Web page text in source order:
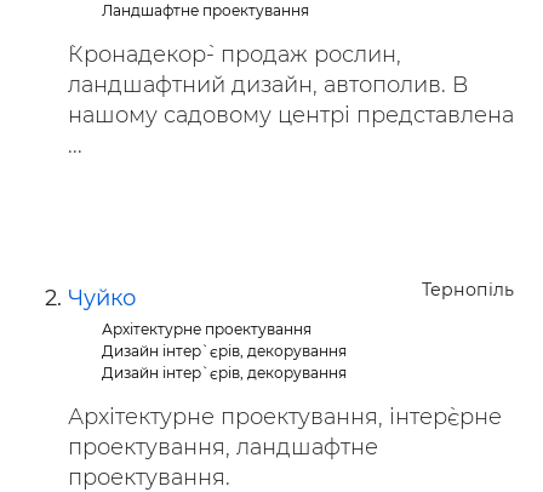
Ландшафтне проектування
`Кронадекор`- продаж рослин,
ландшафтний дизайн, автополив. В
нашому садовому центрі представлена
...
Тернопіль
Чуйко
Архітектурне проектування
Дизайн інтер`єрів, декорування
Дизайн інтер`єрів, декорування
Архітектурне проектування, інтер`єрне
проектування, ландшафтне
проектування.